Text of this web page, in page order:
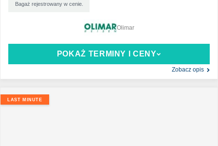
Bagaż rejestrowany w cenie.
POKAŻ TERMINY I CENY
Zobacz opis
Olimar
LAST MINUTE